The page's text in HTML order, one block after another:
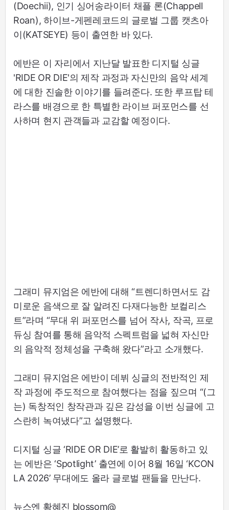
(Doechii), 인기 싱어송라이터 채플 론(Chappell
Roan), 하이브-게펜레코드의 글로벌 그룹 캣츠아
이(KATSEYE) 등이 출연한 바 있다.
에반은 이 자리에서 지난달 발표한 디지털 싱글
'RIDE OR DIE'의 제작 과정과 자신만의 음악 세계
에 대한 진솔한 이야기를 들려준다. 또한 루프탑 테
라스를 배경으로 한 특별한 라이브 퍼포먼스를 선
사하며 현지 관객들과 교감할 예정이다.
그래미 뮤지엄은 에반에 대해 “트렌디하면서도 감
미로운 음색으로 잘 알려진 다재다능한 보컬리스
트”라며 “무대 위 퍼포먼스를 넘어 작사, 작곡, 프로
듀싱 참여를 통해 음악적 스펙트럼을 넓혀 자신만
의 음악적 정체성을 구축해 왔다”라고 소개했다.
그래미 뮤지엄은 에반이 데뷔 싱글의 전반적인 제
작 과정에 주도적으로 참여했다는 점을 짚으며 “(그
는) 독창적인 창작관과 깊은 감성을 이번 싱글에 고
스란히 녹여냈다”고 설명했다.
디지털 싱글 ‘RIDE OR DIE’로 활발히 활동하고 있
는 에반은 ‘Spotlight’ 출연에 이어 8월 16일 ‘KCON
LA 2026’ 무대에도 올라 글로벌 팬들을 만난다.
뉴스엔 황혜진 blossom@